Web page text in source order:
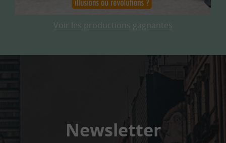
Voir les productions gagnantes
Newsletter